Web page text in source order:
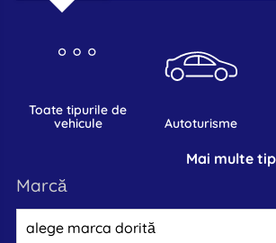
toate tipurile de
vehicule
autoturisme
Mai multe
marcă